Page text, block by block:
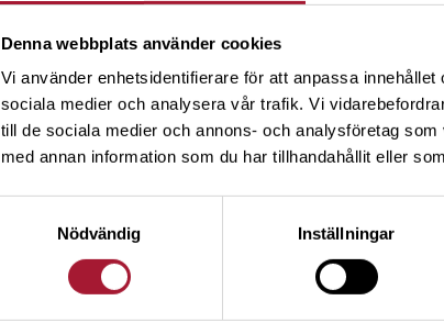
Denna webbplats använder cookies
Vi använder enhetsidentifierare för att anpassa
sociala medier och analysera vår trafik. Vi
till de sociala medier och annons- och analysföretag
med annan information som du har tillhandahållit eller
Nödvändig
Inställningar